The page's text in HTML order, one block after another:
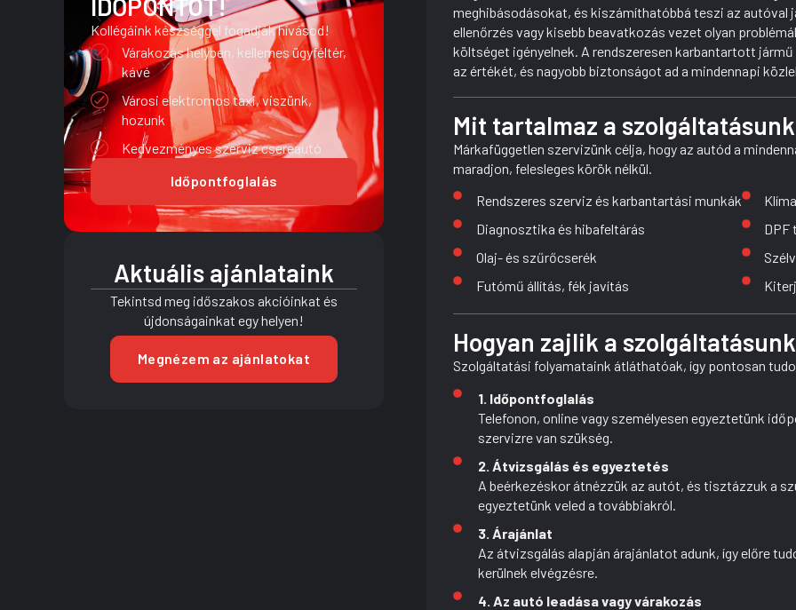
IDŐPONTOT!
Kollégáink készséggel fogadják hívásod!
Várakozás helyben, kellemes ügyféltér,
kávé
Városi elektromos taxi, viszünk,
hozunk
Kedvezményes szerviz csereautó
Időpontfoglalás
Aktuális ajánlataink
Tekintsd meg időszakos akcióinkat és
újdonságainkat egy helyen!
Megnézem az ajánlatokat
meghibásodásokat, és kiszámíthatóbbá teszi az autóval
ellenőrzés vagy kisebb beavatkozás vezet olyan
költséget igényelnek. A rendszeresen karbantartott
az értékét, és nagyobb biztonságot ad a mindennapi
Mit tartalmaz a
Márkafüggetlen szervizünk célja, hogy az autód a
maradjon, felesleges körök nélkül.
Rendszeres szerviz és karbantartási munkák
Diagnosztika és hibafeltárás
Olaj- és szűrőcserék
Futómű állítás, fék javítás
DPF
Hogyan zajlik a
Szolgáltatási folyamataink átláthatóak, így pontosan
1. Időpontfoglalás
Telefonon, online vagy személyesen egyeztetünk
szervizre van szükség.
2. Átvizsgálás és egyeztetés
A beérkezéskor átnézzük az autót, és tisztázzuk a
egyeztetünk veled a továbbiakról.
3. Árajánlat
Az átvizsgálás alapján árajánlatot adunk, így előre
kerülnek elvégzésre.
4. Az autó leadása vagy várakozás